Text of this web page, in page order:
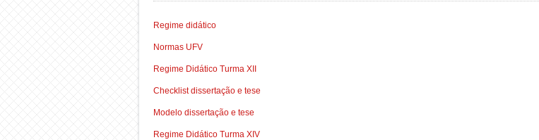
Regime didático
Normas UFV
Regime Didático Turma XII
Checklist dissertação e tese
Modelo dissertação e tese
Regime Didático Turma XIV